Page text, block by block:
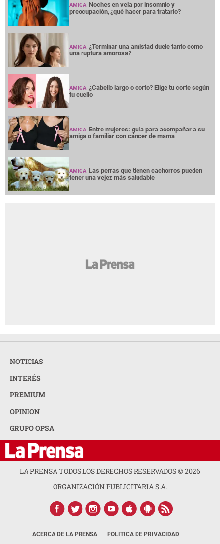
AMIGA Noches en vela por insomnio y
preocupación, ¿qué hacer para tratarlo?
AMIGA ¿Terminar una amistad duele tanto como
una ruptura amorosa?
AMIGA ¿Cabello largo o corto? Elige tu corte según
tu cuello
AMIGA Entre mujeres: guía para acompañar a su
amiga o familiar con cáncer de mama
AMIGA Las perras que tienen cachorros pueden
tener una vejez más saludable
NOTICIAS
INTERÉS
PREMIUM
OPINION
GRUPO OPSA
LA PRENSA TODOS LOS DERECHOS RESERVADOS ©2026
ORGANIZACIÓN PUBLICITARIA S.A.
ACERCA DE LA PRENSA POLÍTICA DE PRIVACIDAD